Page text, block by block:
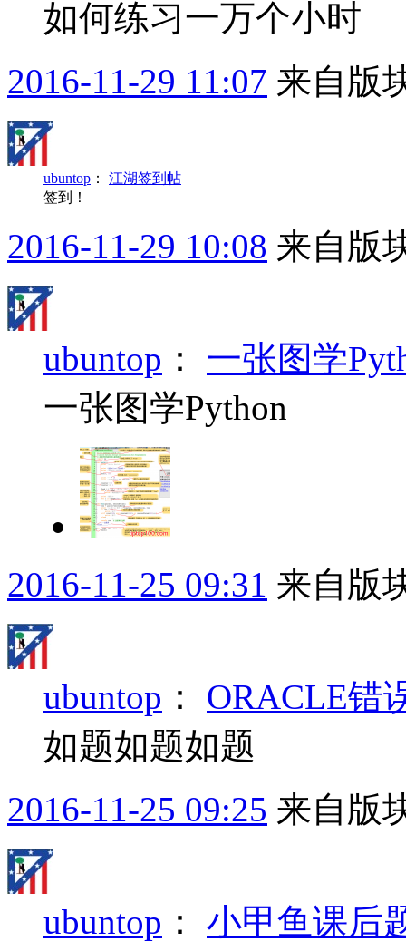
如何练习一万个小时
2016-11-29 11:07 来自版
ubuntop ： 江湖签到帖
签到！
2016-11-29 10:08 来自版
ubuntop ： 一张图学
一张图学Python
2016-11-25 09:31 来自版
ubuntop ： ORACLE错
如题如题如题
2016-11-25 09:25 来自版
ubuntop ： 小甲鱼课后